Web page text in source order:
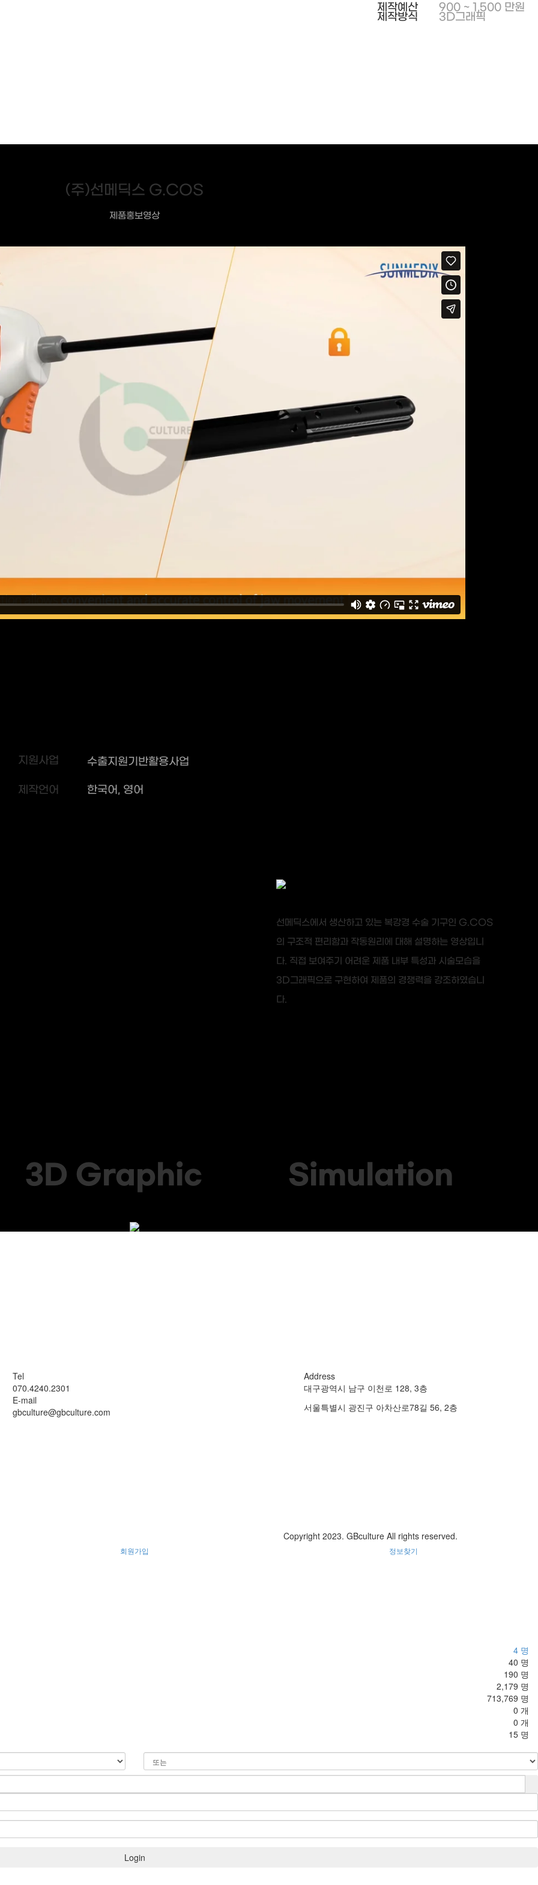
(주)선메딕스 G.COS
제품홍보영상
지원사업 수출지원기반활용사업
제작예산 900 ~ 1,500 만원
제작언어 한국어, 영어
제작방식 3D그래픽
선메딕스에서 생산하고 있는 복강경 수술 기구인 G.COS
의 구조적 편리함과 작동원리에 대해 설명하는 영상입니
다. 직접 보여주기 어려운 제품 내부 특성과 시술모습을
3D그래픽으로 구현하여 제품의 경쟁력을 강조하였습니
다.
Graphic Simulation
Tel
070.4240.2301
E-mail
gbculture@gbculture.com
Address
대구광역시 남구 이천로 128, 3층
서울특별시 광진구 아차산로78길 56, 2층
Copyright 2023. GBculture All rights reserved.
회원가입 정보찾기
4 명
40 명
190 명
2,179 명
713,769 명
0 개
0 개
15 명
Login